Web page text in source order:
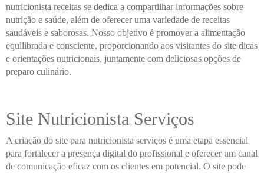
nutricionista receitas se dedica a compartilhar informações sobre
nutrição e saúde, além de oferecer uma variedade de receitas
saudáveis e saborosas. Nosso objetivo é promover a alimentação
equilibrada e consciente, proporcionando aos visitantes do site dicas
e orientações nutricionais, juntamente com deliciosas opções de
preparo culinário.
Site Nutricionista Serviços
A criação do site para nutricionista serviços é uma etapa essencial
para fortalecer a presença digital do profissional e oferecer um canal
de comunicação eficaz com os clientes em potencial. O site pode